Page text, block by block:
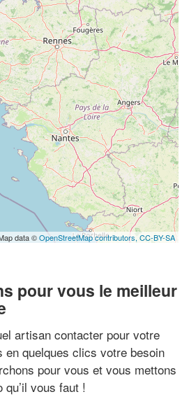
data ©OpenStreetMap contributors, CC-BY-SA
pour vous le meilleur
artisan contacter pour votre
en quelques clics votre besoin
pour vous et vous mettons
vous faut !